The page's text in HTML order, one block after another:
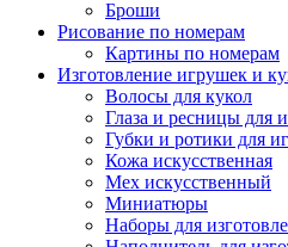
Броши
Рисование по номерам
Картины по номерам
Изготовление игрушек и
Волосы для кукол
Глаза и ресницы для
Губки и ротики для
Кожа искусственная
Мех искусственный
Миниатюры
Наборы для